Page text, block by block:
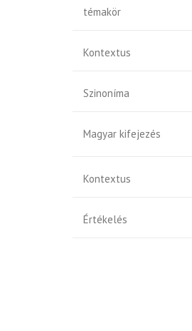
témakör
Kontextus
Szinoníma
Magyar kifejezés
Kontextus
Értékelés